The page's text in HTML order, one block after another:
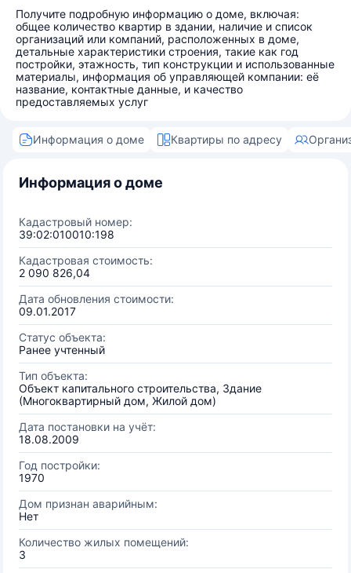
Получите подробную информацию о доме, включая:
общее количество квартир в здании, наличие и список
организаций или компаний, расположенных в доме,
детальные характеристики строения, такие как год
постройки, этажность, тип конструкции и использованные
материалы, информация об управляющей компании: её
название, контактные данные, и качество
предоставляемых услуг
Информация о доме Квартиры по адресу
Информация о доме
Кадастровый номер:
39:02:010010:198
Кадастровая стоимость:
2 090 826,04
Дата обновления стоимости:
09.01.2017
Статус объекта:
Ранее учтенный
Тип объекта:
Объект капитального строительства, Здание
(Многоквартирный дом, Жилой дом)
Дата постановки на учёт:
18.08.2009
Год постройки:
1970
Дом признан аварийным:
Нет
Количество жилых помещений:
3